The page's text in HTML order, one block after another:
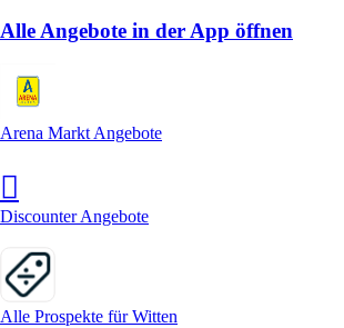
Alle Angebote in der App öffnen
Arena Markt Angebote
Discounter Angebote
Alle Prospekte für Witten